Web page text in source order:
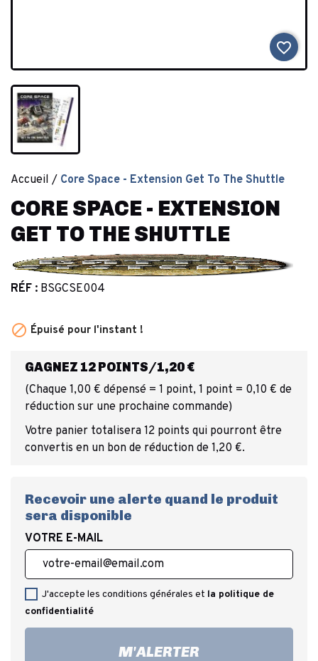
favorite_border
Accueil Core Space - Extension Get To The Shuttle
CORE SPACE - EXTENSION
GET TO THE SHUTTLE
RÉF : BSGCSE004
 Épuisé pour l'instant !
GAGNEZ 12 POINTS/1,20 €
(Chaque 1,00 € dépensé = 1 point, 1 point = 0,10 € de
réduction sur une prochaine commande)
Votre panier totalisera 12 points qui pourront être
convertis en un bon de réduction de 1,20 €.
Recevoir une alerte quand le produit
sera disponible
VOTRE E-MAIL
J'accepte les conditions générales et la politique de
confidentialité
M'ALERTER